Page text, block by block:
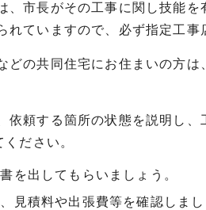
、市長がその工事に関し技能
れていますので、必ず指定工事
の共同住宅にお住まいの方
頼する箇所の状態を説明し、
ださい。
を出してもらいましょう。
見積料や出張費等を確認しまし